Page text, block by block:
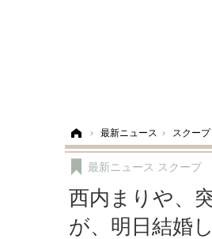
› 最新ニュース › スクープ
西内まりや、
が、明日結婚
最新ニュース スクープ